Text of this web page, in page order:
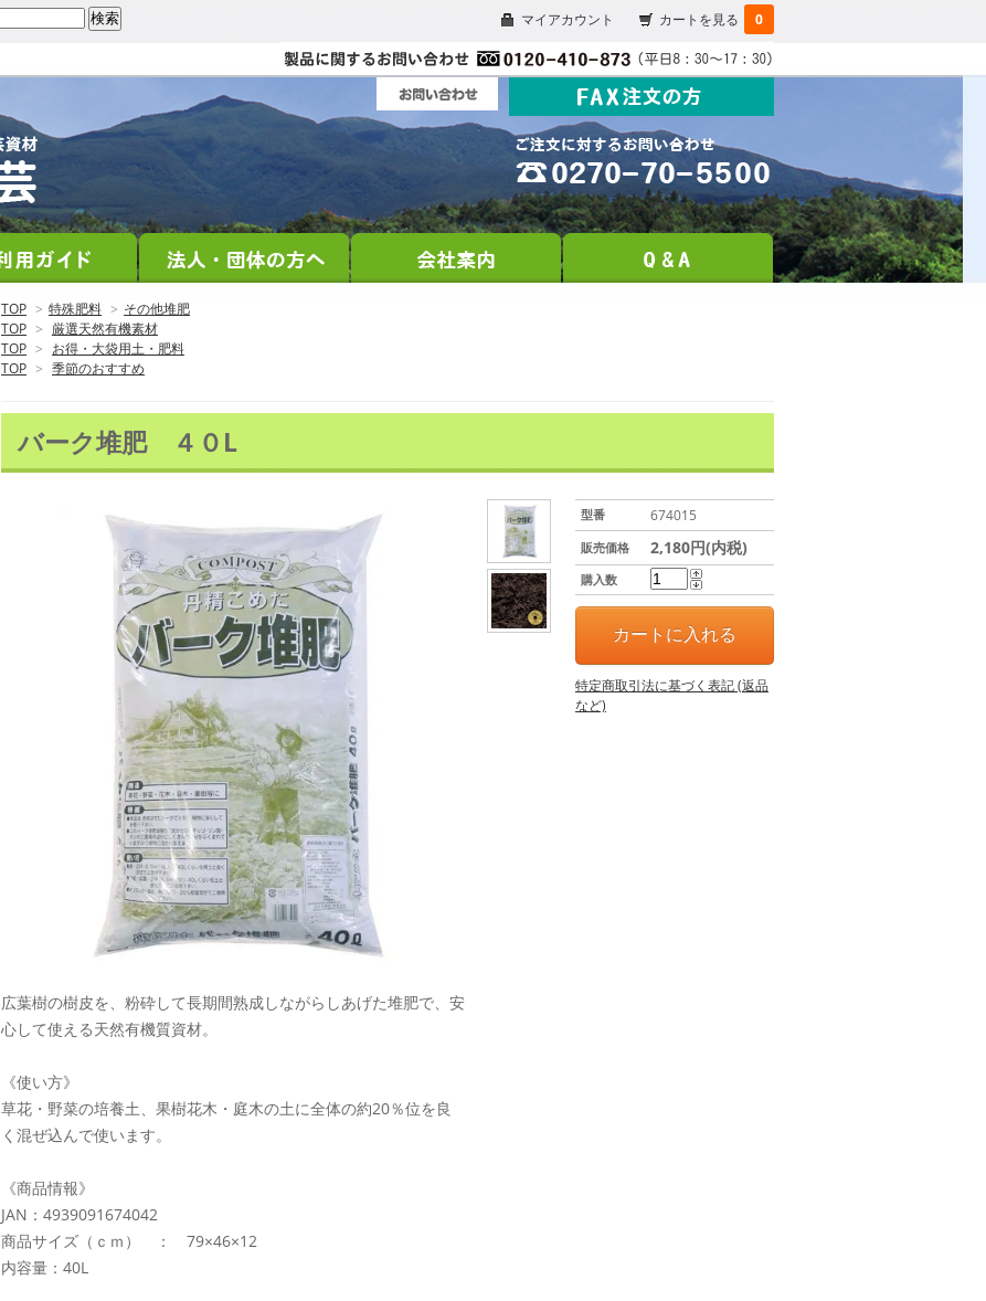
マイアカウント カートを見る 0
TOP > 特殊肥料 > その他堆肥
TOP > 厳選天然有機素材
TOP > お得・大袋用土・肥料
TOP > 季節のおすすめ
バーク堆肥 ４０L
型番 674015
販売価格 2,180円(内税)
購入数
特定商取引法に基づく表記 (返品
など)
広葉樹の樹皮を、粉砕して長期間熟成しながらしあげた堆肥で、安
心して使える天然有機質資材。
《使い方》
草花・野菜の培養土、果樹花木・庭木の土に全体の約20％位を良
く混ぜ込んで使います。
《商品情報》
JAN：4939091674042
商品サイズ（ｃｍ） ： 79×46×12
内容量：40L